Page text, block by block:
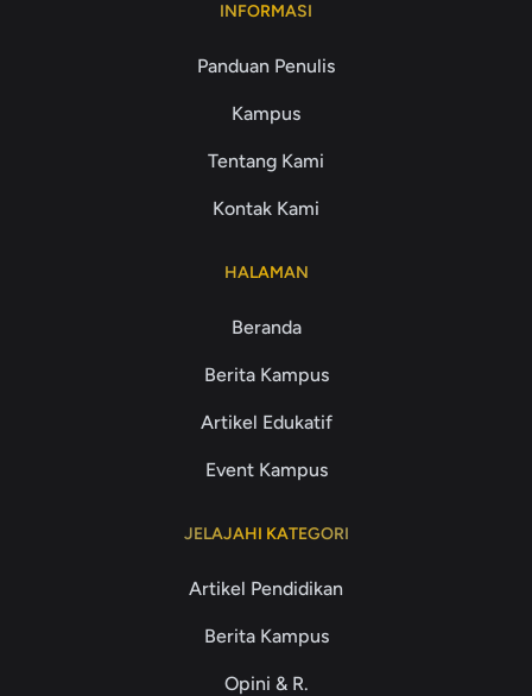
INFORMASI
Panduan Penulis
Kampus
Tentang Kami
Kontak Kami
HALAMAN
Beranda
Berita Kampus
Artikel Edukatif
Event Kampus
JELAJAHI KATEGORI
Artikel Pendidikan
Berita Kampus
Opini & R.